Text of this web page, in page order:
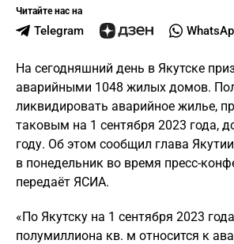
Читайте нас на
Telegram
На сегодняшний день в Якутске
аварийными 1048 жилых домов.
ликвидировать аварийное жилье,
таковым на 1 сентября 2023 года,
году. Об этом сообщил глава
в понедельник во время пресс-
передаёт ЯСИА.
«По Якутску на 1 сентября 2023
полумиллиона кв. м относится к